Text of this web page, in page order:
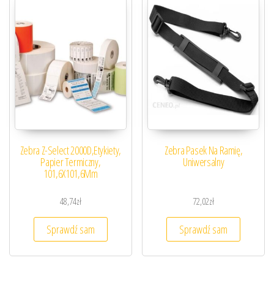
Zebra Z-Select 2000D,Etykiety,
Papier Termiczny,
101,6X101,6Mm
48,74zł
Sprawdź sam
Zebra Pasek Na Ramię,
Uniwersalny
72,02zł
Sprawdź sam